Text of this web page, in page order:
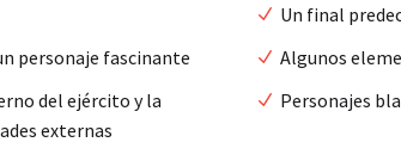
personaje fascinante
del ejército y la
externas
Un final
Algunos
Personajes